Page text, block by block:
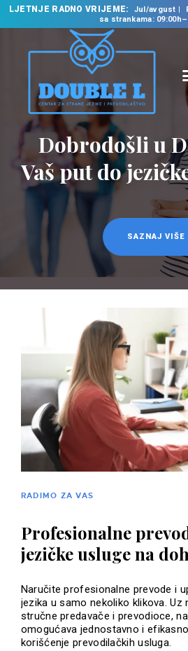
LJETNJE RADNO VRIJEME: Jul/avgust
sa strankama:
NASLOVNA
O NAMA
NAŠE USLUGE
ŠKOLA STRANIH
JEZIKA
PREVODILAČKI
KURSEVI
NOVOSTI
KONTAKT
Dobrodošli u
Vaš put do
SAZNAJ VIŠE
na 35
SAZNAJ VIŠE
RADIMO ZA VAS
Profesionalne
jezičke usluge na
Naručite profesionalne prevode i
jezika u samo nekoliko klikova. Uz
stručne predavače i prevodioce,
omogućava jednostavno i
korišćenje prevodilačkih usluga.